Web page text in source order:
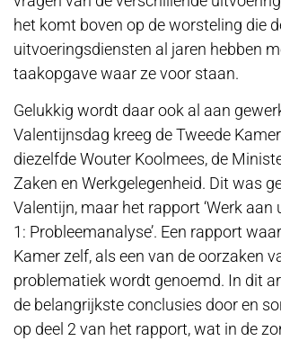
het komt boven op de worsteling die
uitvoeringsdiensten al jaren hebben
taakopgave waar ze voor staan.
Gelukkig wordt daar ook al aan
Valentijnsdag kreeg de Tweede
diezelfde Wouter Koolmees, de
Zaken en Werkgelegenheid. Dit was
Valentijn, maar het rapport ‘Werk aan
1: Probleemanalyse’. Een rapport
Kamer zelf, als een van de oorzaken
problematiek wordt genoemd. In dit
de belangrijkste conclusies door en
op deel 2 van het rapport, wat in de